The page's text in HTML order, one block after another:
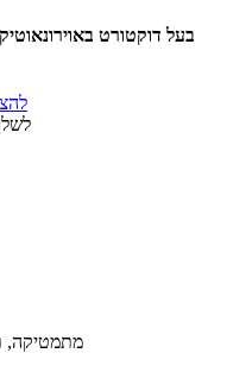
בעל דוקטורט
מתמטיקה,